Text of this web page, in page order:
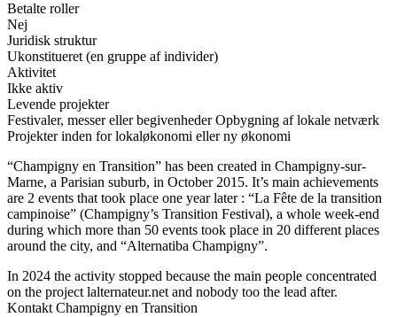
Betalte roller
Nej
Juridisk struktur
Ukonstitueret (en gruppe af individer)
Aktivitet
Ikke aktiv
Levende projekter
Festivaler, messer eller begivenheder Opbygning af lokale netværk
Projekter inden for lokaløkonomi eller ny økonomi
“Champigny en Transition” has been created in Champigny-sur-
Marne, a Parisian suburb, in October 2015. It’s main achievements
are 2 events that took place one year later : “La Fête de la transition
campinoise” (Champigny’s Transition Festival), a whole week-end
during which more than 50 events took place in 20 different places
around the city, and “Alternatiba Champigny”.
In 2024 the activity stopped because the main people concentrated
on the project lalternateur.net and nobody too the lead after.
Kontakt Champigny en Transition